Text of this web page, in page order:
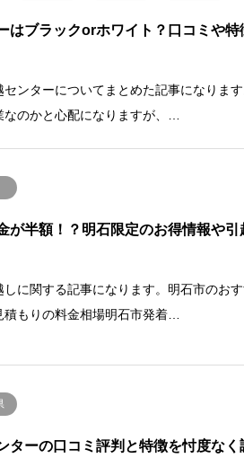
はブラックorホワイト？口コミや特
センターについてまとめた記事になりま
のかと心配になりますが、…
が半額！？明石限定のお得情報や引
しに関する記事になります。明石市のお
もりの料金相場明石市発着…
ターの口コミ評判と特徴を忖度なく